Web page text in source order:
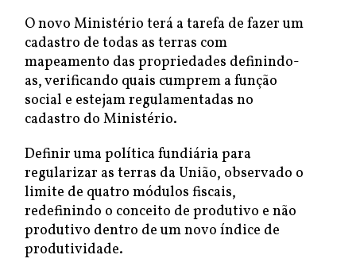
O novo Ministério terá a tarefa de fazer um
cadastro de todas as terras com
mapeamento das propriedades definindo-
as, verificando quais cumprem a função
social e estejam regulamentadas no
cadastro do Ministério.
Definir uma política fundiária para
regularizar as terras da União, observado o
limite de quatro módulos fiscais,
redefinindo o conceito de produtivo e não
produtivo dentro de um novo índice de
produtividade.